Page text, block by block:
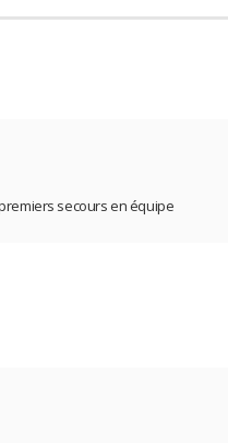
secours en équipe